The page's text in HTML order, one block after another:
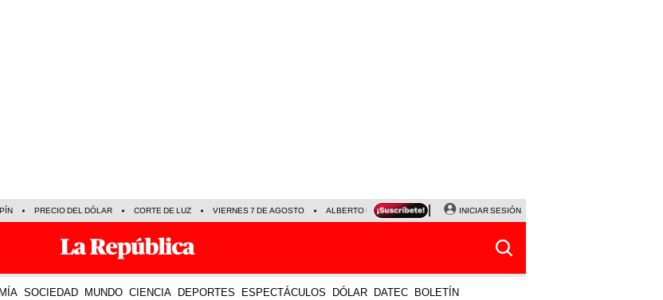
PRECIO DEL DÓLAR CORTE DE LUZ VIERNES 7 DE AGOSTO ALBERTO BENAVIDES NALDY SALDAÑA
INICIAR SESIÓN
SOCIEDAD MUNDO CIENCIA DEPORTES ESPECTÁCULOS DÓLAR DATEC BOLETÍN